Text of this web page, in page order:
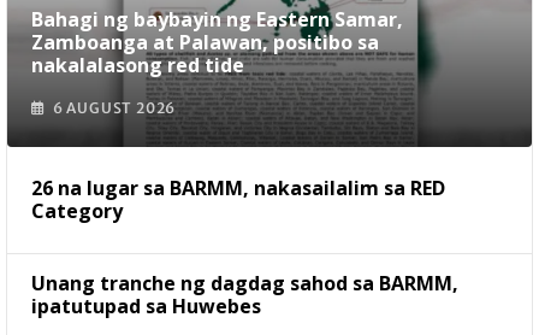
Bahagi ng baybayin ng Eastern Samar,
Zamboanga at Palawan, positibo sa
nakalalasong red tide
6 AUGUST 2026
26 na lugar sa BARMM, nakasailalim sa RED
Category
Unang tranche ng dagdag sahod sa BARMM,
ipatutupad sa Huwebes